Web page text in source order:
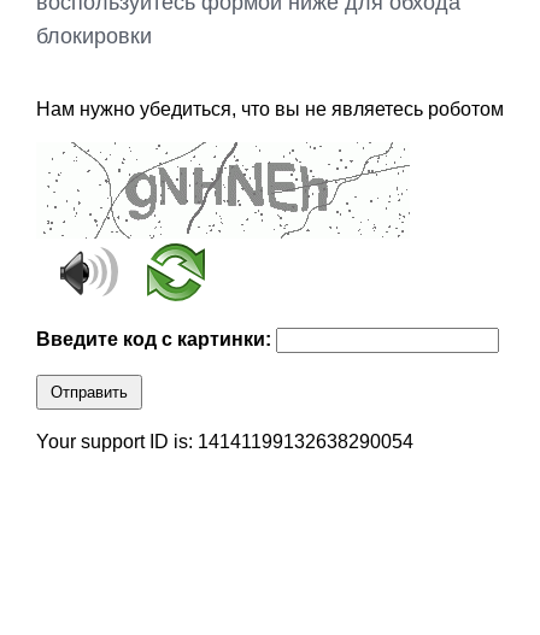
блокировки
Нам нужно убедиться, что вы не являетесь роботом
Введите код с картинки:
Отправить
Your support ID is: 14141199132638290054